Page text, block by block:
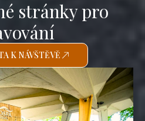
stránky pro
K NÁVŠTĚVĚ